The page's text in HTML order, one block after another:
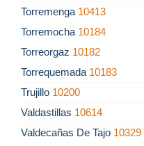
Torremenga 10413
Torremocha 10184
Torreorgaz 10182
Torrequemada 10183
Trujillo 10200
Valdastillas 10614
Valdecañas De Tajo 10329